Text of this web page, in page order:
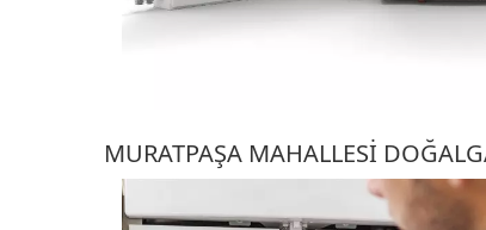
MURATPAŞA MAHALLESI